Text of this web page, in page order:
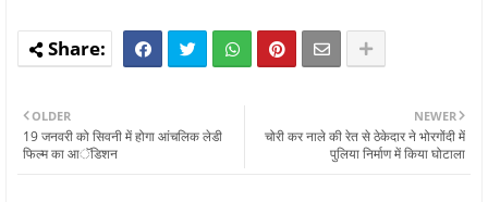
NEWER
चोरी कर नाले की रेत से ठेकेदार ने भोरगोंदी में
पुलिया निर्माण में किया घोटाला
OLDER
19 जनवरी को सिवनी में होगा आंचलिक लेडी
फिल्म का आॅडिशन